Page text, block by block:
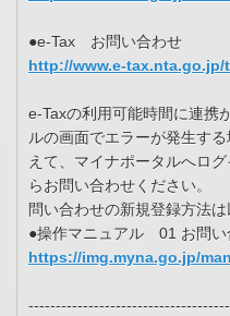
●e-Tax お問い合わせ
http://www.e-
e-Taxの利用可能時間に連携
ルの画面でエラーが発生す
えて、マイナポータルへロ
らお問い合わせください。
問い合わせの新規登録方法は
●操作マニュアル 01 お問い
https://img.myna.go.jp/